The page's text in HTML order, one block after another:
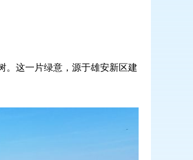
。这一片绿意，源于雄安新区建